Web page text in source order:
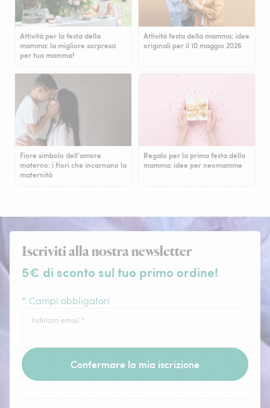
Attività per la festa della
mamma: la migliore sorpresa
per tua mamma!
Attività festa della mamma: idee
originali per il 10 maggio 2026
Fiore simbolo dell’amore
materno: i fiori che incarnano la
maternità
Regalo per la prima festa della
mamma: idee per neomamme
Iscriviti alla nostra newsletter
5€ di sconto sul tuo primo ordine!
* Campi obbligatori
Indirizzo email *
Confermare la mia iscrizione